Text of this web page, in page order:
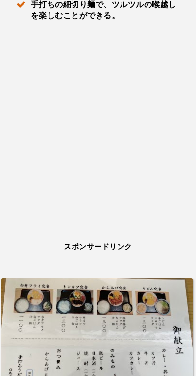
手打ちの細切り麺で、ツルツルの喉越し
を楽しむことができる。
スポンサードリンク